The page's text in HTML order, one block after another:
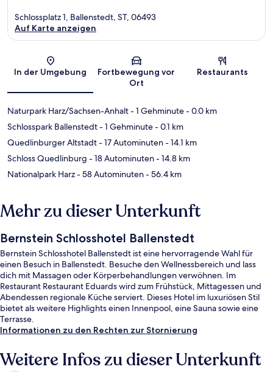
Karte
Schlossplatz 1, Ballenstedt, ST, 06493
Auf Karte anzeigen
In der Umgebung
Fortbewegung vor
Ort
Restaurants
Naturpark Harz/Sachsen-Anhalt- 1 Gehminute- 0.0 km
Schlosspark Ballenstedt- 1 Gehminute- 0.1 km
Quedlinburger Altstadt- 17 Autominuten- 14.1 km
Schloss Quedlinburg - 18 Autominuten- 14.8 km
Nationalpark Harz- 58 Autominuten- 56.4 km
Mehr zu dieser Unterkunft
Bernstein Schlosshotel Ballenstedt
Bernstein Schlosshotel Ballenstedt ist eine hervorragende Wahl für
einen Besuch in Ballenstedt. Besuche den Wellnessbereich und lass
dich mit Massagen oder Körperbehandlungen verwöhnen. Im
Restaurant Restaurant Eduards wird zum Frühstück, Mittagessen und
Abendessen regionale Küche serviert. Dieses Hotel im luxuriösen Stil
bietet als weitere Highlights einen Innenpool, eine Sauna sowie eine
Terrasse.
Informationen zu den Rechten zur Stornierung
Weitere Infos zu dieser Unterkunft